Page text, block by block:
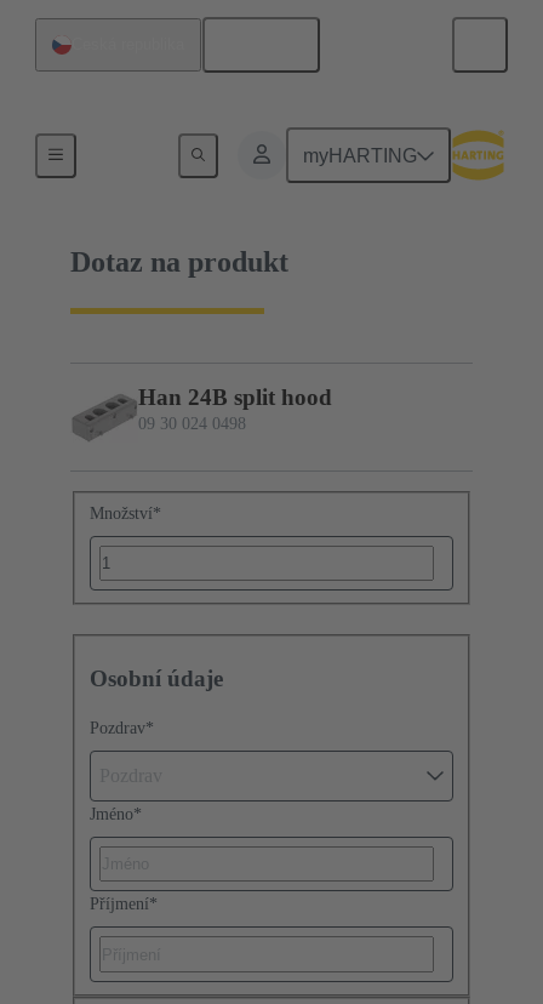
myHARTING
09 30 024 0498
Dotaz na produkt
Han 24B split hood
09 30 024 0498
Množství*
Osobní údaje
Pozdrav*
Jméno*
Příjmení*